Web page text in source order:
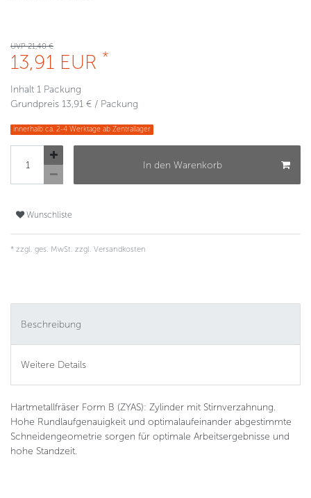
UVP 21,40 €
13,91 EUR *
Inhalt 1 Packung
Grundpreis 13,91 € / Packung
innerhalb ca. 2-4 Werktage ab Zentrallager
In den Warenkorb
Wunschliste
* zzgl. ges. MwSt. zzgl. Versandkosten
Beschreibung
Weitere Details
Hartmetallfräser Form B (ZYAS): Zylinder mit Stirnverzahnung.
Hohe Rundlaufgenauigkeit und optimalaufeinander abgestimmte
Schneidengeometrie sorgen für optimale Arbeitsergebnisse und
hohe Standzeit.